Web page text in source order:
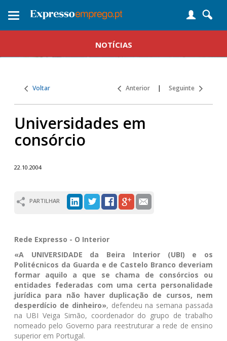
Toggle
NOTÍCIAS
Voltar Anterior | Seguinte
Universidades em
consórcio
22.10.2004
PARTILHAR
Rede Expresso - O Interior
«A UNIVERSIDADE da Beira Interior (UBI) e os
Politécnicos da Guarda e de Castelo Branco deveriam
formar aquilo a que se chama de consórcios ou
entidades federadas com uma certa personalidade
jurídica para não haver duplicação de cursos, nem
desperdício de dinheiro», defendeu na semana passada
na UBI Veiga Simão, coordenador do grupo de trabalho
nomeado pelo Governo para reestruturar a rede de ensino
superior em Portugal.